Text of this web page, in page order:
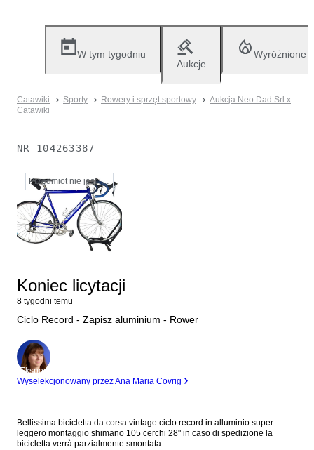
W tym tygodniu
Aukcje
Wyróżnione
Catawiki Sporty Rowery i sprzęt sportowy
Aukcja Neo Dad Srl x
Catawiki
NR 104263387
Przedmiot nie jest już dostępny
Koniec licytacji
8 tygodni temu
Ciclo Record - Zapisz aluminium - Rower
Ekspert
Wyselekcjonowany przez Ana Maria Covrig
Bellissima bicicletta da corsa vintage ciclo record in alluminio super
leggero montaggio shimano 105 cerchi 28" in caso di spedizione la
bicicletta verrà parzialmente smontata